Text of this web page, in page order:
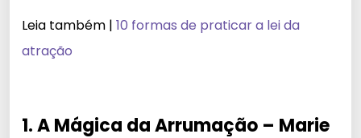
Leia também | 10 formas de praticar a lei da
atração
1. A Mágica da Arrumação – Marie